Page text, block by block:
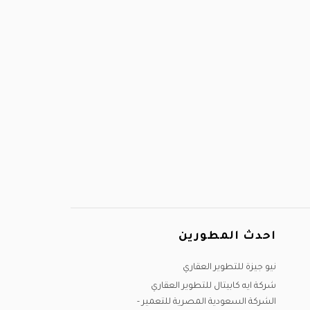
احدث المطورين
نيو جيزة للتطوير العقاري
شركة ايه كابيتال للتطوير العقاري
الشركة السعودية المصرية للتعمير -